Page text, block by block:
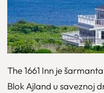
The 1661 Inn je
Blok Ajland u saveznoj